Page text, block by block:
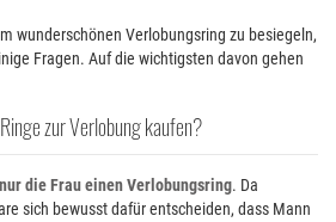
wunderschönen Verlobungsring zu besiegeln,
Fragen. Auf die wichtigsten davon gehen
zur Verlobung kaufen
nur die Frau einen Verlobungsring. Da
sich bewusst dafür entscheiden, dass Mann